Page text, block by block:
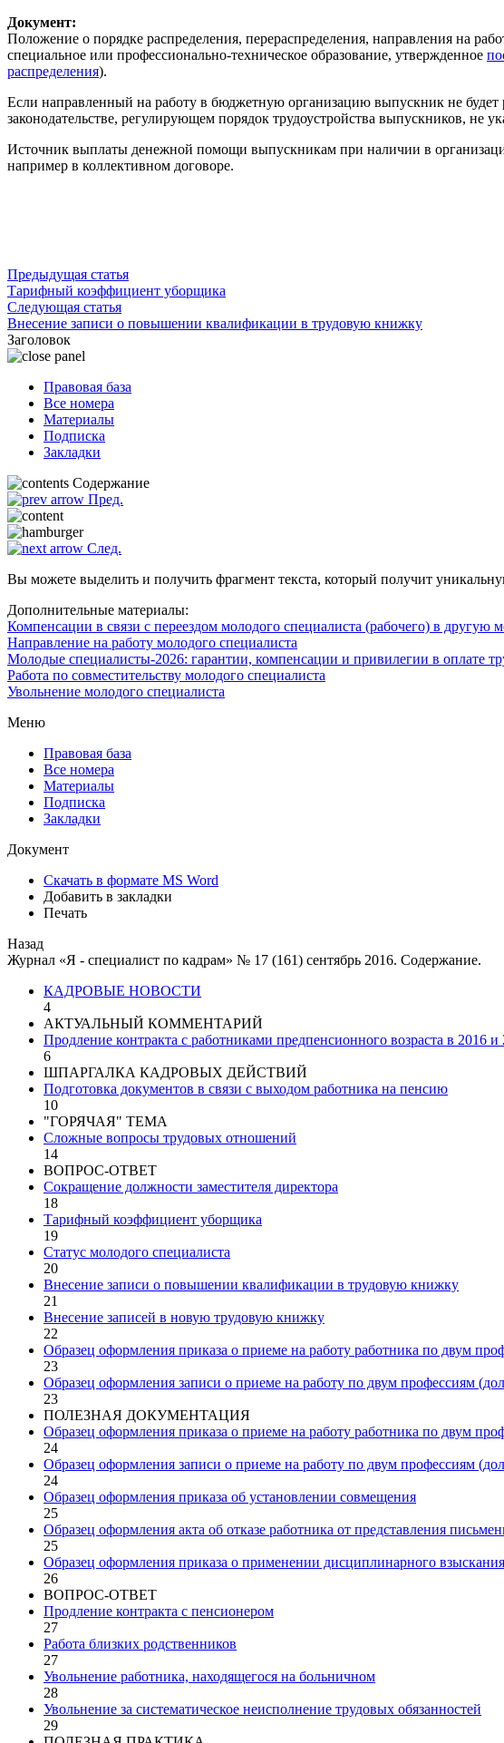
Документ:
Положение о порядке распределения, перераспределения, направления на
специальное или профессионально-техническое образование, утвержденное
распределения).
Если направленный на работу в бюджетную организацию выпускник не будет
законодательстве, регулирующем порядок трудоустройства выпускников,
Источник выплаты денежной помощи выпускникам при наличии в
например в коллективном договоре.
Предыдущая статья
Тарифный коэффициент уборщика
Следующая статья
Внесение записи о повышении квалификации в трудовую книжку
Заголовок
Правовая база
Все номера
Материалы
Подписка
Закладки
Содержание
Пред.
След.
Вы можете выделить и получить фрагмент текста, который получит
Дополнительные материалы:
Компенсации в связи с переездом молодого специалиста (рабочего) в другую
Направление на работу молодого специалиста
Молодые специалисты-2026: гарантии, компенсации и привилегии в оплате
Работа по совместительству молодого специалиста
Увольнение молодого специалиста
Меню
Правовая база
Все номера
Материалы
Подписка
Закладки
Документ
Скачать в формате MS Word
Добавить в закладки
Печать
Назад
Журнал «Я - специалист по кадрам» № 17 (161) сентябрь 2016. Содержание.
КАДРОВЫЕ НОВОСТИ
4
АКТУАЛЬНЫЙ КОММЕНТАРИЙ
Продление контракта с работниками предпенсионного возраста в 2016 и
6
ШПАРГАЛКА КАДРОВЫХ ДЕЙСТВИЙ
Подготовка документов в связи с выходом работника на пенсию
10
"ГОРЯЧАЯ" ТЕМА
Сложные вопросы трудовых отношений
14
ВОПРОС-ОТВЕТ
Сокращение должности заместителя директора
18
Тарифный коэффициент уборщика
19
Статус молодого специалиста
20
Внесение записи о повышении квалификации в трудовую книжку
21
Внесение записей в новую трудовую книжку
22
Образец оформления приказа о приеме на работу работника по двум
23
Образец оформления записи о приеме на работу по двум профессиям
23
ПОЛЕЗНАЯ ДОКУМЕНТАЦИЯ
Образец оформления приказа о приеме на работу работника по двум
24
Образец оформления записи о приеме на работу по двум профессиям
24
Образец оформления приказа об установлении совмещения
25
Образец оформления акта об отказе работника от представления
25
Образец оформления приказа о применении дисциплинарного
26
ВОПРОС-ОТВЕТ
Продление контракта с пенсионером
27
Работа близких родственников
27
Увольнение работника, находящегося на больничном
28
Увольнение за систематическое неисполнение трудовых обязанностей
29